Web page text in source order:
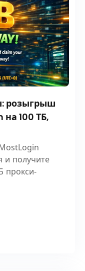
розыгрыш
100 ТБ,
и получите
прокси-